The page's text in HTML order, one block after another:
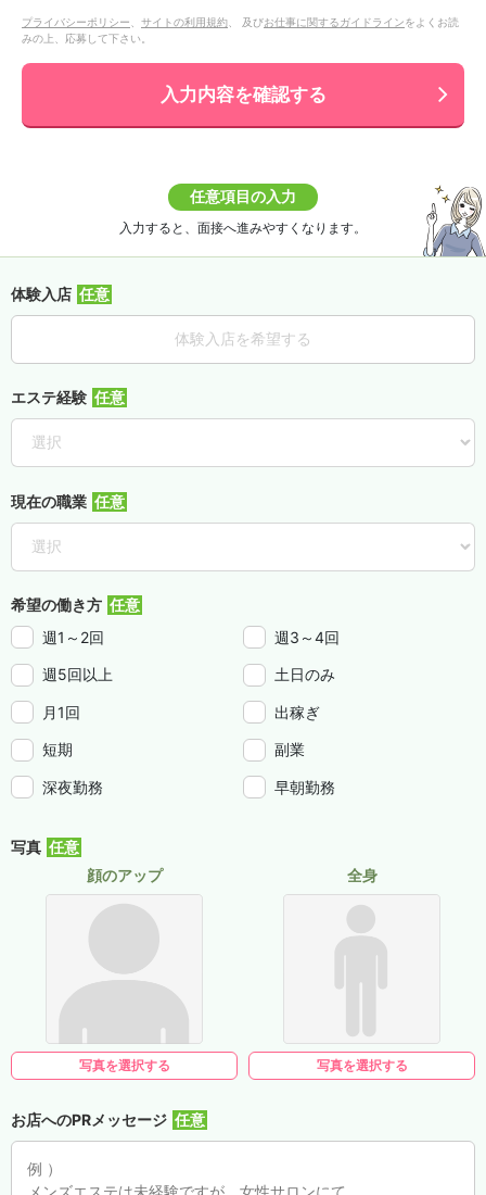
プライバシーポリシー サイトの利用規約 、 及びお仕事に関するガイドラインをよくお読
みの上、応募して下さい。
入力内容を確認する
任意項目の入力
入力すると、面接へ進みやすくなります。
体験入店
体験入店を希望する
エステ経験
現在の職業
希望の働き方
週1～2回
週3～4回
週5回以上 土日のみ
月1回 出稼ぎ
短期 副業
深夜勤務 早朝勤務
写真
顔のアップ
写真を選択する
全身
写真を選択する
お店へのPRメッセージ